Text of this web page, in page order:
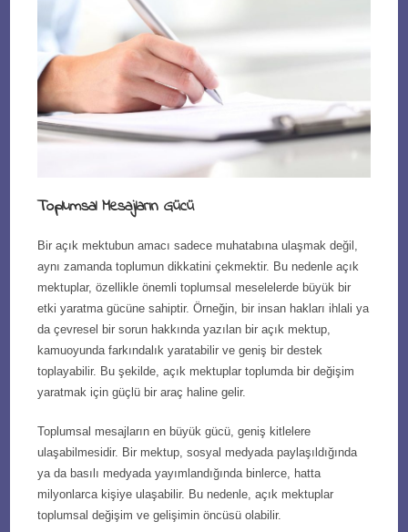
Toplumsal Mesajların Gücü
Bir açık mektubun amacı sadece muhatabına ulaşmak değil,
aynı zamanda toplumun dikkatini çekmektir. Bu nedenle açık
mektuplar, özellikle önemli toplumsal meselelerde büyük bir
etki yaratma gücüne sahiptir. Örneğin, bir insan hakları ihlali ya
da çevresel bir sorun hakkında yazılan bir açık mektup,
kamuoyunda farkındalık yaratabilir ve geniş bir destek
toplayabilir. Bu şekilde, açık mektuplar toplumda bir değişim
yaratmak için güçlü bir araç haline gelir.
Toplumsal mesajların en büyük gücü, geniş kitlelere
ulaşabilmesidir. Bir mektup, sosyal medyada paylaşıldığında
ya da basılı medyada yayımlandığında binlerce, hatta
milyonlarca kişiye ulaşabilir. Bu nedenle, açık mektuplar
toplumsal değişim ve gelişimin öncüsü olabilir.